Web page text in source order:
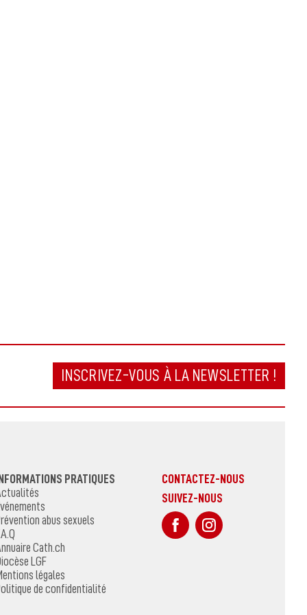
INSCRIVEZ-VOUS À LA NEWSLETTER !
PRATIQUES
abus sexuels
Cath.ch
LGF
légales
de confidentialité
CONTACTEZ-NOUS
SUIVEZ-NOUS
sur Facebook